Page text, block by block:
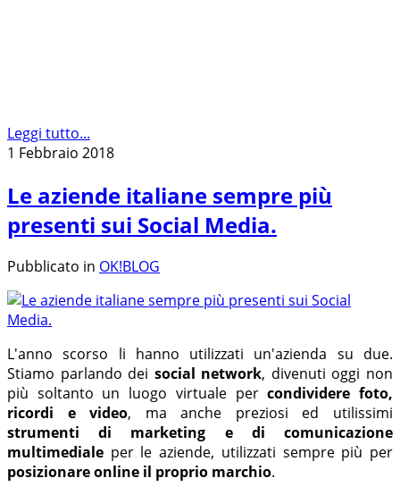
Leggi tutto...
1 Febbraio 2018
Le aziende italiane sempre più
presenti sui Social Media.
Pubblicato in OK!BLOG
L'anno scorso li hanno utilizzati un'azienda su due.
Stiamo parlando dei social network, divenuti oggi non
più soltanto un luogo virtuale percondividere foto,
ricordi e video, ma anche preziosi ed utilissimi
strumenti di marketing e di comunicazione
multimediale per le aziende, utilizzati sempre più per
posizionare online il proprio marchio.